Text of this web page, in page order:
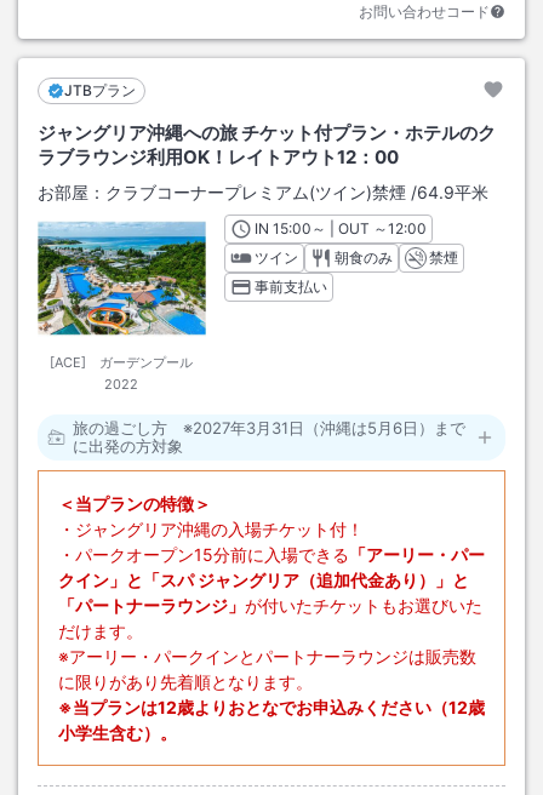
お問い合わせコード
JTBプラン
ジャングリア沖縄への旅 チケット付プラン・ホテルのク
ラブラウンジ利用OK！レイトアウト12：00
お部屋： クラブコーナープレミアム(ツイン)禁煙 /64.9平米
[ACE] ガーデンプール
2022
INチェックイン
15:00 ～ | OUT チェックアウト
～12:00
ツイン
朝食のみ
禁煙
事前支払い
旅の過ごし方 ※2027年3月31日（沖縄は5月6日）まで
に出発の方対象
＜当プランの特徴＞
・ジャングリア沖縄の入場チケット付！
・パークオープン15分前に入場できる 「アーリー・パー
クイン」と「スパ ジャングリア（追加代金あり）」と
「パートナーラウンジ」 が付いたチケットもお選びいた
だけます。
※アーリー・パークインとパートナーラウンジは販売数
に限りがあり先着順となります。
※当プランは12歳よりおとなでお申込みください（12歳
小学生含む）。